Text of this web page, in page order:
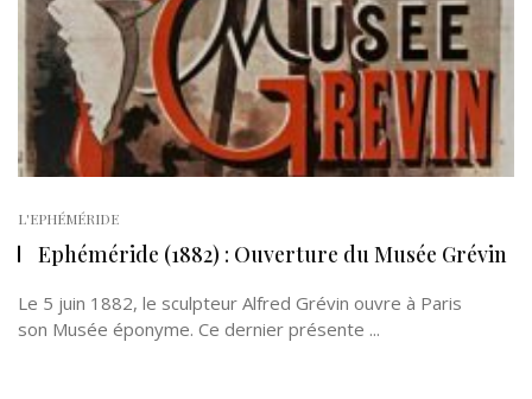
L'EPHÉMÉRIDE
Ephéméride (1882) : Ouverture du Musée Grévin
Le 5 juin 1882, le sculpteur Alfred Grévin ouvre à Paris
son Musée éponyme. Ce dernier présente ...